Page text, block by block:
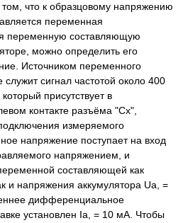
что к образцовому напряжению
переменная
переменную составляющую
можно определить его
Источником переменного
сигнал частотой около 400
присутствует в
контакте разъёма "Сх",
измеряемого
напряжение поступает на вход
напряжением, и
составляющей как
и напряжения аккумулятора Uа, =
дифференциальное
установлен Iа, = 10 мА. Чтобы